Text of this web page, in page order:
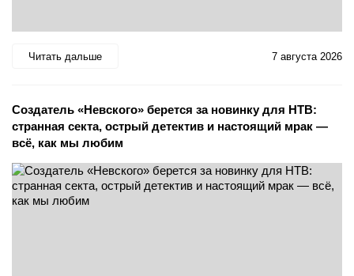
Читать дальше 7 августа 2026
Создатель «Невского» берется за новинку для НТВ:
странная секта, острый детектив и настоящий мрак —
всё, как мы любим